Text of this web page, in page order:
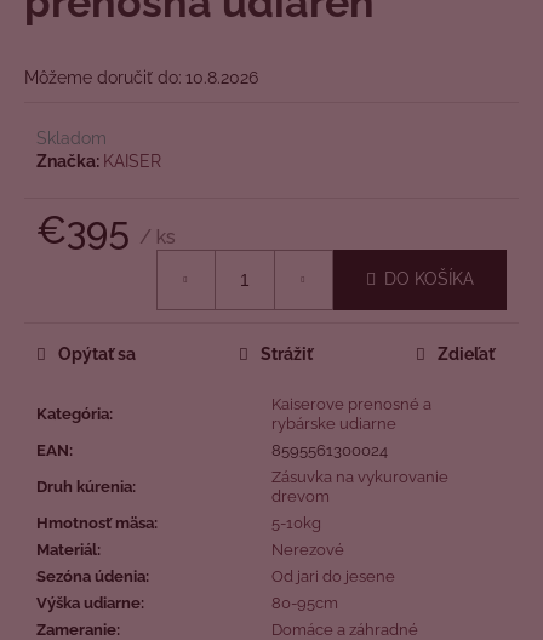
Môžeme doručiť do: 10.8.2026
Skladom
Značka: KAISER
€395 / ks
DO KOŠÍKA
Kategória:
Kaiserove prenosné a
rybárske udiarne
EAN:
8595561300024
Druh kúrenia:
Zásuvka na vykurovanie
drevom
Hmotnosť mäsa:
5-10kg
Materiál:
Nerezové
Sezóna údenia:
Od jari do jesene
Výška udiarne:
80-95cm
Zameranie: Domáce a záhradné
Opýtať sa Strážiť Zdieľať
a
e